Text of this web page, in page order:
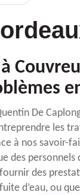
De
les
à nos savoir-
des personnels
des
d’eau, ou